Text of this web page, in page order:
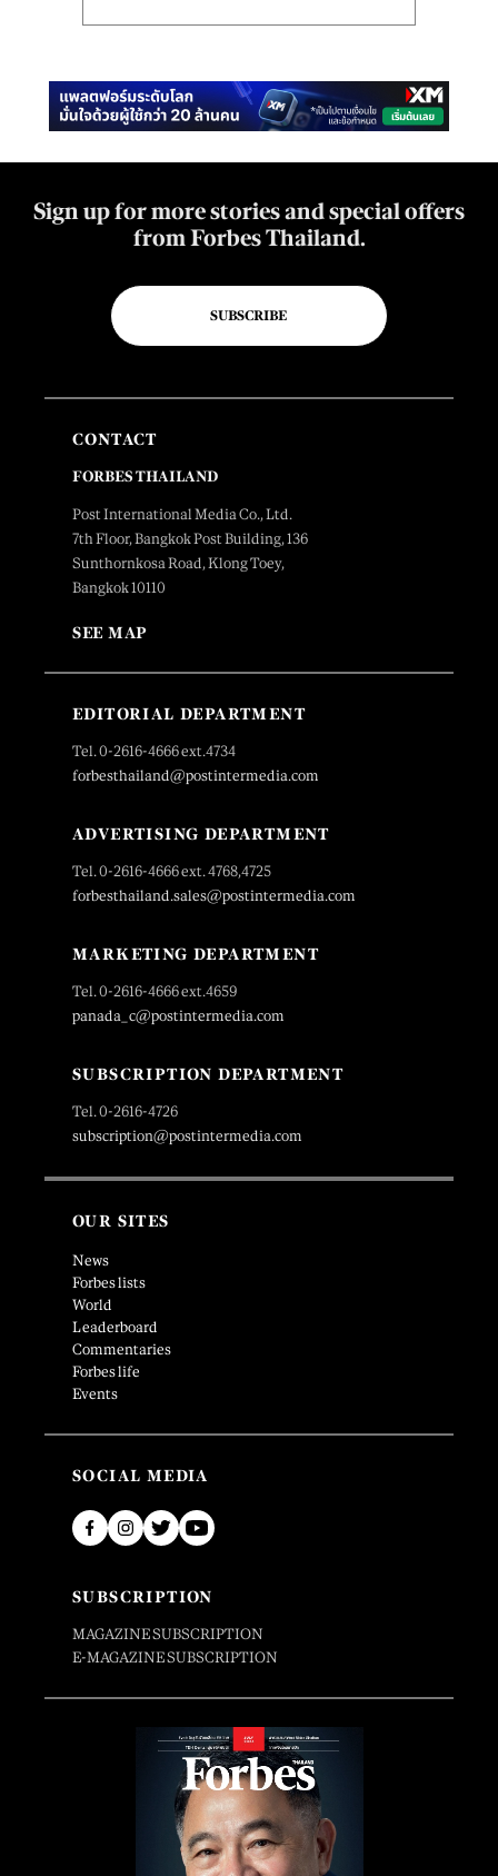
Sign up for more stories and special offers
from Forbes Thailand.
SUBSCRIBE
CONTACT
FORBES THAILAND
Post International Media Co., Ltd.
7th Floor, Bangkok Post Building, 136
Sunthornkosa Road, Klong Toey,
Bangkok 10110
SEE MAP
EDITORIAL DEPARTMENT
Tel. 0-2616-4666 ext.4734
forbesthailand@postintermedia.com
ADVERTISING DEPARTMENT
Tel. 0-2616-4666 ext. 4768,4725
forbesthailand.sales@postintermedia.com
MARKETING DEPARTMENT
Tel. 0-2616-4666 ext.4659
panada_c@postintermedia.com
SUBSCRIPTION DEPARTMENT
Tel. 0-2616-4726
subscription@postintermedia.com
OUR SITES
News
Forbes lists
World
Leaderboard
Commentaries
Forbes life
Events
SOCIAL MEDIA
SUBSCRIPTION
MAGAZINE SUBSCRIPTION
E-MAGAZINE SUBSCRIPTION